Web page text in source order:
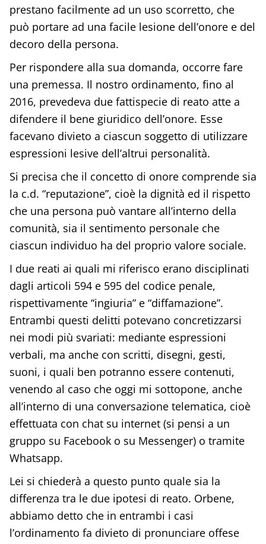
prestano facilmente ad un uso scorretto, che
può portare ad una facile lesione dell’onore e del
decoro della persona.
Per rispondere alla sua domanda, occorre fare
una premessa. Il nostro ordinamento, fino al
2016, prevedeva due fattispecie di reato atte a
difendere il bene giuridico dell’onore. Esse
facevano divieto a ciascun soggetto di utilizzare
espressioni lesive dell’altrui personalità.
Si precisa che il concetto di onore comprende sia
la c.d. “reputazione”, cioè la dignità ed il rispetto
che una persona può vantare all’interno della
comunità, sia il sentimento personale che
ciascun individuo ha del proprio valore sociale.
I due reati ai quali mi riferisco erano disciplinati
dagli articoli 594 e 595 del codice penale,
rispettivamente “ingiuria” e “diffamazione”.
Entrambi questi delitti potevano concretizzarsi
nei modi più svariati: mediante espressioni
verbali, ma anche con scritti, disegni, gesti,
suoni, i quali ben potranno essere contenuti,
venendo al caso che oggi mi sottopone, anche
all’interno di una conversazione telematica, cioè
effettuata con chat su internet (si pensi a un
gruppo su Facebook o su Messenger) o tramite
Whatsapp.
Lei si chiederà a questo punto quale sia la
differenza tra le due ipotesi di reato. Orbene,
abbiamo detto che in entrambi i casi
l’ordinamento fa divieto di pronunciare offese